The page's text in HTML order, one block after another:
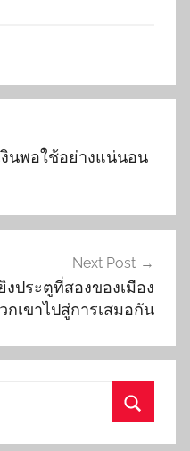
นพอใช้อย่างแน่นอน
Next Post
งประตูที่สองของเมือง
กเขาไปสู่การเสมอกัน